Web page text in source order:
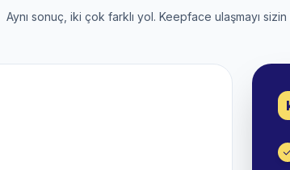
Aynı sonuç, iki çok farklı yol. Keepface ulaşmayı